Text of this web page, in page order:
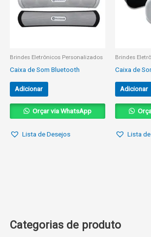
Categorias de produto
Brindes Eletrônicos Personalizados
Caixa de Som Bluetooth
Adicionar
Orçar via WhatsApp
Lista de Desejos
Brindes
Caixa de
Adicionar
Lista